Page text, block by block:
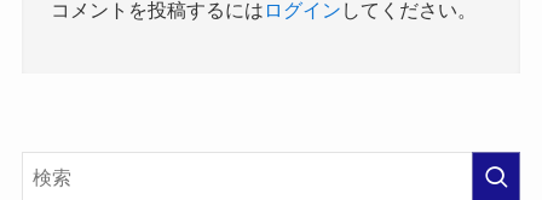
コメントを投稿するには ログイン してください。